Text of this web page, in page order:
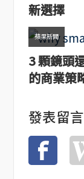
新選擇
蘋果新聞
3 顆鏡頭
的商業策
發表留言